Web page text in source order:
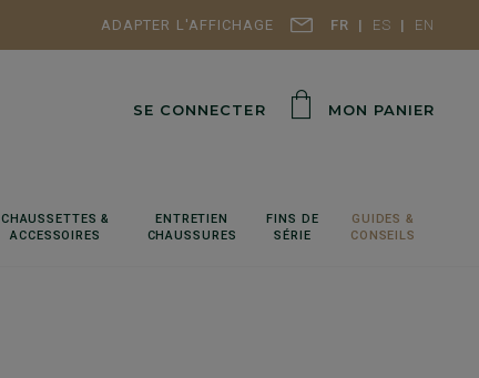
FR ES EN
ADAPTER L'AFFICHAGE
SE CONNECTER MON PANIER
CHAUSSETTES &
ACCESSOIRES
ENTRETIEN
CHAUSSURES
FINS DE
SÉRIE
GUIDES &
CONSEILS